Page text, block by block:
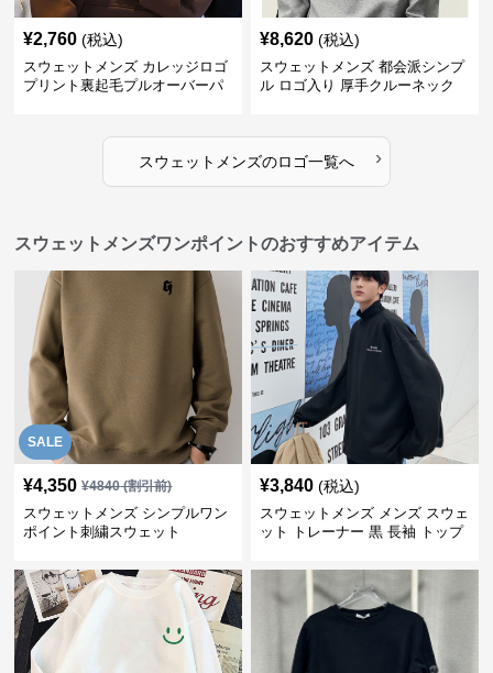
¥2,760 (税込)
スウェットメンズ カレッジロゴ
プリント裏起毛プルオーバーパ
¥8,620 (税込)
スウェットメンズ 都会派シンプ
ル ロゴ入り 厚手クルーネック
スウェットメンズのロゴ一覧へ ›
スウェットメンズワンポイントのおすすめアイテム
SALE
¥4,350 ¥4840(割引前)
スウェットメンズ シンプルワン
ポイント刺繍スウェット
¥3,840 (税込)
スウェットメンズ メンズ スウェ
ット トレーナー 黒 長袖 トップ